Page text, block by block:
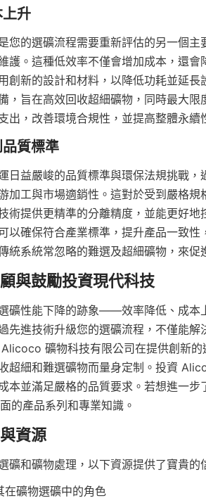
您的選礦流程需要重新評估的另一個
護。這種低效率不僅會增加成本，還
創新的設計和材料，以降低功耗並延
，旨在高效回收超細礦物，同時最大
出，改善環境合規性，並提高整體永續
日益嚴峻的品質標準與環保法規挑戰
加工與市場適銷性。這對於受到嚴格
術提供更精準的分離精度，並能更好
以確保符合產業標準，提升產品一致
統系統常忽略的難選及超細礦物，來促
礦性能下降的跡象——效率降低、成
先進技術升級您的選礦流程，不僅能
礦物科技有限公司在提供創新
超細和難選礦物而量身定制。投資
本並滿足嚴格的品質要求。若想進一
的產品系列和專業知識。
在礦物選礦中的角色